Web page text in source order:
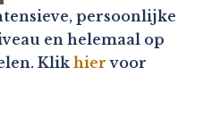
persoonlijke
en helemaal op
Klik hier voor